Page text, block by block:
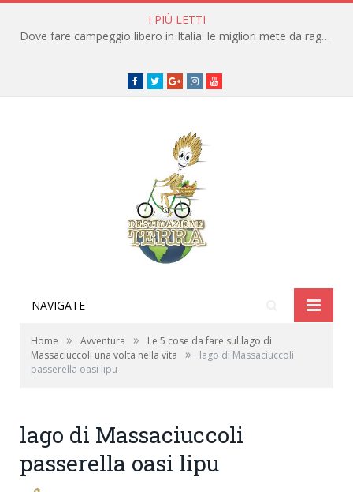
I PIÙ LETTI
Dove fare campeggio libero in Italia: le migliori mete da raggiungere in traghetto
Facebook
TwitterGoogle+instagramyoutube
NAVIGATE
Home » Avventura »
Le 5 cose da fare sul lago di
Massaciuccoli una volta nella vita
»
lago di Massaciuccoli
passerella oasi lipu
lago di Massaciuccoli
passerella oasi lipu